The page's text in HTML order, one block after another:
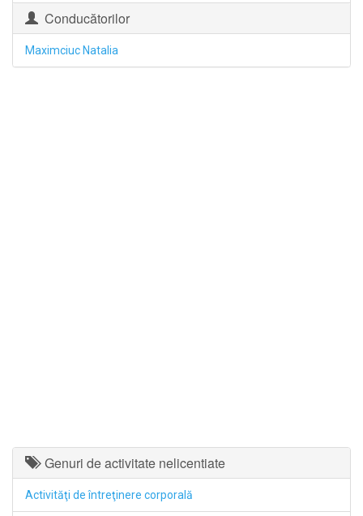
Conducătorilor
Maximciuc Natalia
Genuri de activitate nelicentiate
Activităţi de întreţinere corporală